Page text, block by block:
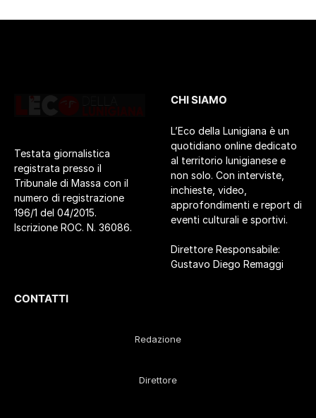
Testata giornalistica
registrata presso il
Tribunale di Massa con il
numero di registrazione
196/1 del 04/2015.
Iscrizione ROC. N. 36086.
CHI SIAMO
L’Eco della Lunigiana è un
quotidiano online dedicato
al territorio lunigianese e
non solo. Con interviste,
inchieste, video,
approfondimenti e report di
eventi culturali e sportivi.
Direttore Responsabile:
Gustavo Diego Remaggi
CONTATTI
Redazione
Direttore